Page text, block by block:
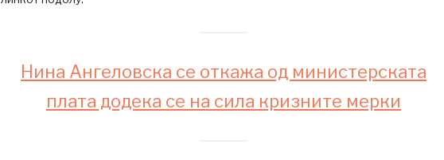
Нина Ангеловска се откажа од министерската
плата додека се на сила кризните мерки